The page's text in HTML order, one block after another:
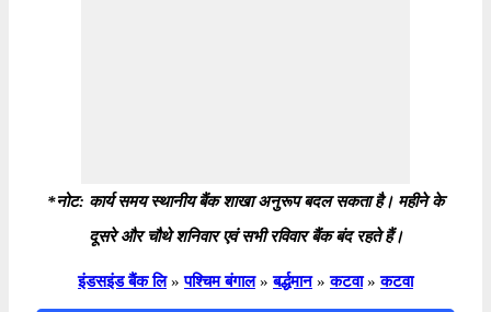
*नोट: कार्य समय स्थानीय बैंक शाखा अनुरूप बदल सकता है। महीने के
दूसरे और चौथे शनिवार एवं सभी रविवार बैंक बंद रहते हैं।
इंडसइंड बैंक लि » पश्चिम बंगाल » बर्द्धमान » कटवा » कटवा